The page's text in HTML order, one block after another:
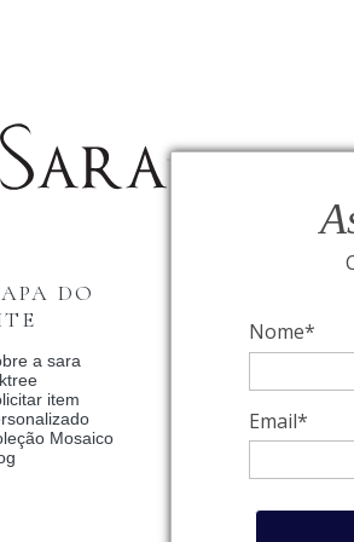
Nome*
Email*
Fale Conosco
Relógios BVLGARI
Condições de
Catalogo Dia Dos
Meus pedidos
DO
a sara
item
Mosaico